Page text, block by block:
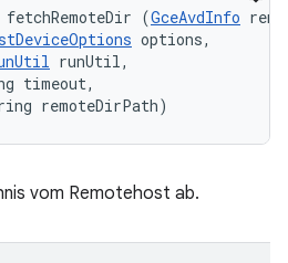
(GceAvdInfo
options,
runUtil,
timeout,
remoteDirPath)
vom Remotehost ab.